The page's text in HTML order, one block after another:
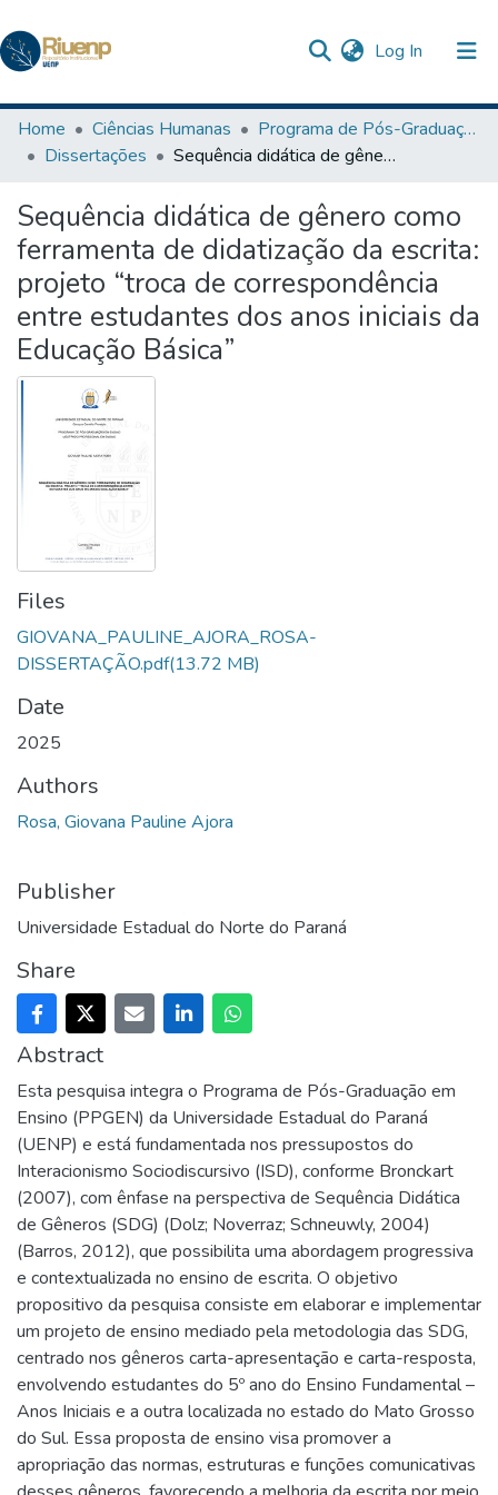
Log In (current)
Communities & Collections
Browse DSpace
Statistics
The Repository
Home Ciências Humanas
Programa de Pós-Graduação em Ensino
Dissertações
Sequência didática de gênero como ferramenta de didatização da escrita: projeto “troca de correspondência entre estudantes dos anos iniciais da Educação Básica”
Sequência didática de gênero como
ferramenta de didatização da escrita:
projeto “troca de correspondência
entre estudantes dos anos iniciais da
Educação Básica”
Files
GIOVANA_PAULINE_AJORA_ROSA-
DISSERTAÇÃO.pdf(13.72 MB)
Date
2025
Authors
Rosa, Giovana Pauline Ajora
Publisher
Universidade Estadual do Norte do Paraná
Share
Abstract
Esta pesquisa integra o Programa de Pós-Graduação em
Ensino (PPGEN) da Universidade Estadual do Paraná
(UENP) e está fundamentada nos pressupostos do
Interacionismo Sociodiscursivo (ISD), conforme Bronckart
(2007), com ênfase na perspectiva de Sequência Didática
de Gêneros (SDG) (Dolz; Noverraz; Schneuwly, 2004)
(Barros, 2012), que possibilita uma abordagem progressiva
e contextualizada no ensino de escrita. O objetivo
propositivo da pesquisa consiste em elaborar e implementar
um projeto de ensino mediado pela metodologia das SDG,
centrado nos gêneros carta-apresentação e carta-resposta,
envolvendo estudantes do 5º ano do Ensino Fundamental –
Anos Iniciais e a outra localizada no estado do Mato Grosso
do Sul. Essa proposta de ensino visa promover a
apropriação das normas, estruturas e funções comunicativas